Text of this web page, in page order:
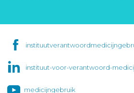
instituut-voor-verantwoord-
medicijngebruik